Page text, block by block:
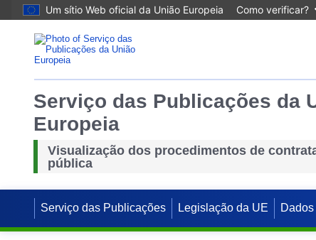
Um sítio Web oficial da União Europeia Como verificar?
Serviço das Publicações da
Europeia
Visualização dos procedimentos de
pública
Serviço das Publicações Legislação da UE